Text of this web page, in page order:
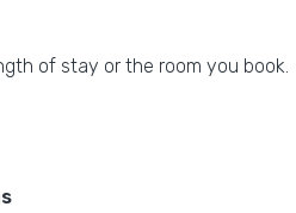
of stay or the room you book.